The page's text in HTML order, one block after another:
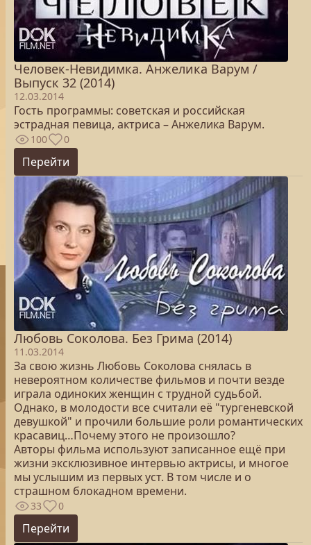
Человек-Невидимка. Анжелика Варум /
Выпуск 32 (2014)
12.03.2014
Гость программы: советская и российская
эстрадная певица, актриса – Анжелика Варум.
100 0
Перейти
Любовь Соколова. Без Грима (2014)
11.03.2014
За свою жизнь Любовь Соколова снялась в
невероятном количестве фильмов и почти везде
играла одиноких женщин с трудной судьбой.
Однако, в молодости все считали её "тургеневской
девушкой" и прочили большие роли романтических
красавиц…Почему этого не произошло?
Авторы фильма используют записанное ещё при
жизни эксклюзивное интервью актрисы, и многое
мы услышим из первых уст. В том числе и о
страшном блокадном времени.
33 0
Перейти